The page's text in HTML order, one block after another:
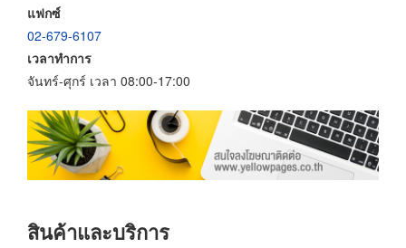
แฟกซ์
02-679-6107
เวลาทำการ
จันทร์-ศุกร์ เวลา 08:00-17:00
สินค้าและบริการ